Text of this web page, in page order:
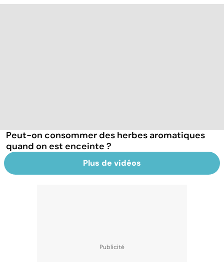
Peut-on consommer des herbes aromatiques
quand on est enceinte ?
Plus de vidéos